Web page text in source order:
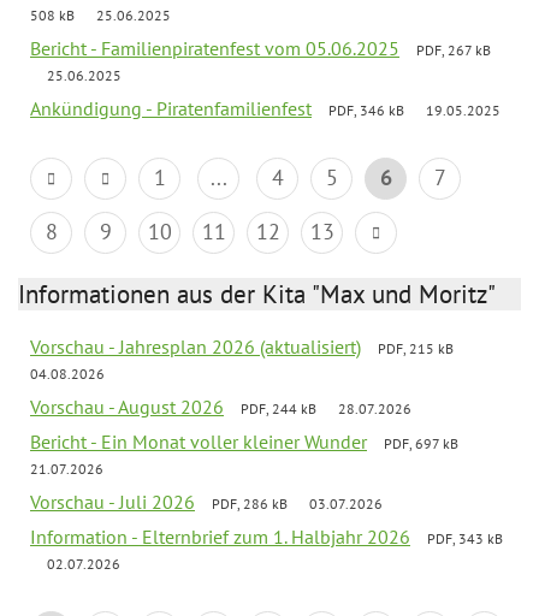
508 kB 25.06.2025
Bericht - Familienpiratenfest vom 05.06.2025
PDF, 267 kB
25.06.2025
Ankündigung - Piratenfamilienfest PDF, 346 kB 19.05.2025
1 ... 4 5 6
7
8
9 10 11 12 13
Informationen aus der Kita "Max und Moritz"
Vorschau - Jahresplan 2026 (aktualisiert)
PDF, 215 kB
04.08.2026
Vorschau - August 2026 PDF, 244 kB 28.07.2026
Bericht - Ein Monat voller kleiner Wunder
PDF, 697 kB
21.07.2026
Vorschau - Juli 2026 PDF, 286 kB 03.07.2026
Information - Elternbrief zum 1. Halbjahr 2026
PDF, 343 kB
02.07.2026